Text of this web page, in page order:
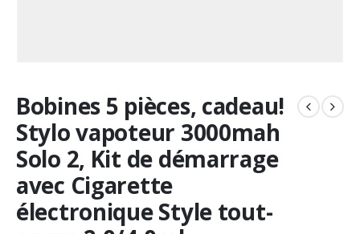
Bobines 5 pièces, cadeau!
Stylo vapoteur 3000mah
Solo 2, Kit de démarrage
avec Cigarette
électronique Style tout-